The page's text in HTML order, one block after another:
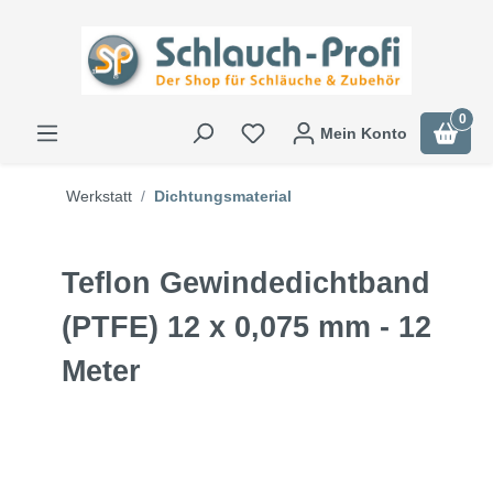
Mein Konto
0
Werkstatt Dichtungsmaterial
Teflon Gewindedichtband
(PTFE) 12 x 0,075 mm - 12
Meter